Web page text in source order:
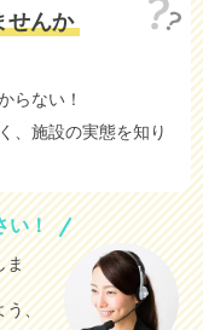
せんか
らない！
、施設の実態を知り
い！
ま
う、